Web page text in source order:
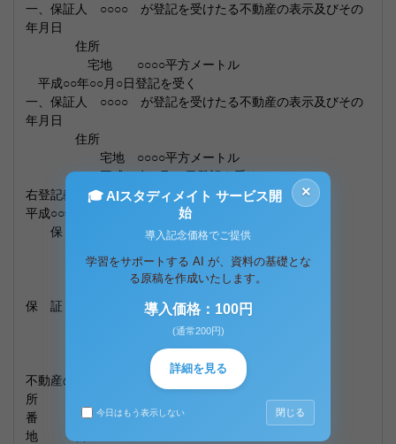
一、保証人 ○○○○ が登記を受けたる不動産の表示及びその
年月日
住所
宅地 ○○○○平方メートル
平成○○年○○月○日登記を受く
一、保証人 ○○○○ が登記を受けたる不動産の表示及びその
年月日
住所
宅地 ○○○○平方メートル
平成○○年○月○○日登記を受く
右登記義務者の人 違いなきことを保証します。
平成○○年○月○○日
保 証 人 住所
昭和○○年○○月○○日生
保 証 人 住所
○○○○
不動産の表示
所 在
番 地
地 目
×
🎓 AIスタディメイト サービス開
始
導入記念価格でご提供
学習をサポートする AI が、資料の基礎とな
る原稿を作成いたします。
導入価格：100円
(通常200円)
詳細を見る
今日はもう表示しない 閉じる